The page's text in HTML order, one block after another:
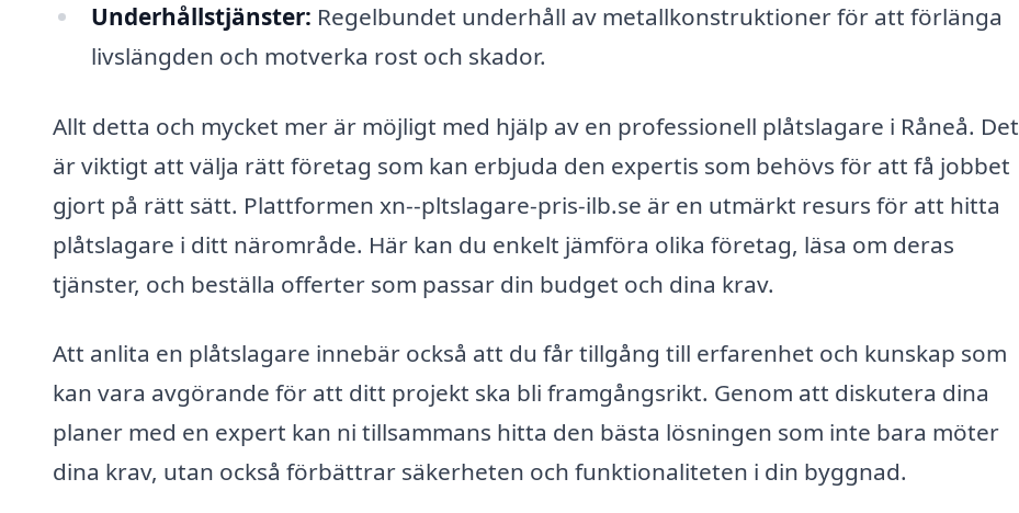
Underhållstjänster: Regelbundet underhåll av metallkonstruktioner för att förlänga
livslängden och motverka rost och skador.
Allt detta och mycket mer är möjligt med hjälp av en professionell plåtslagare i Råneå. Det
är viktigt att välja rätt företag som kan erbjuda den expertis som behövs för att få jobbet
gjort på rätt sätt. Plattformen xn--pltslagare-pris-ilb.se är en utmärkt resurs för att hitta
plåtslagare i ditt närområde. Här kan du enkelt jämföra olika företag, läsa om deras
tjänster, och beställa offerter som passar din budget och dina krav.
Att anlita en plåtslagare innebär också att du får tillgång till erfarenhet och kunskap som
kan vara avgörande för att ditt projekt ska bli framgångsrikt. Genom att diskutera dina
planer med en expert kan ni tillsammans hitta den bästa lösningen som inte bara möter
dina krav, utan också förbättrar säkerheten och funktionaliteten i din byggnad.